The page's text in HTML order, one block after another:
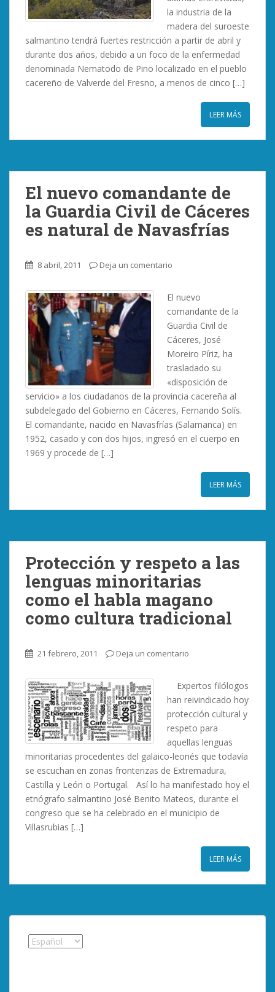
la industria de la
madera del suroeste
salmantino tendrá fuertes restricción a partir de abril y
durante dos años, debido a un foco de la enfermedad
denominada Nematodo de Pino localizado en el pueblo
cacereño de Valverde del Fresno, a menos de cinco […]
LEER MÁS
El nuevo comandante de
la Guardia Civil de Cáceres
es natural de Navasfrías
8 abril, 2011 Deja un comentario
El nuevo
comandante de la
Guardia Civil de
Cáceres, José
Moreiro Píriz, ha
trasladado su
«disposición de
servicio» a los ciudadanos de la provincia cacereña al
subdelegado del Gobierno en Cáceres, Fernando Solís.
El comandante, nacido en Navasfrías (Salamanca) en
1952, casado y con dos hijos, ingresó en el cuerpo en
1969 y procede de […]
LEER MÁS
Protección y respeto a las
lenguas minoritarias
como el habla magano
como cultura tradicional
21 febrero, 2011 Deja un comentario
Expertos filólogos
han reivindicado hoy
protección cultural y
respeto para
aquellas lenguas
minoritarias procedentes del galaico-leonés que todavía
se escuchan en zonas fronterizas de Extremadura,
Castilla y León o Portugal. Así lo ha manifestado hoy el
etnógrafo salmantino José Benito Mateos, durante el
congreso que se ha celebrado en el municipio de
Villasrubias […]
LEER MÁS